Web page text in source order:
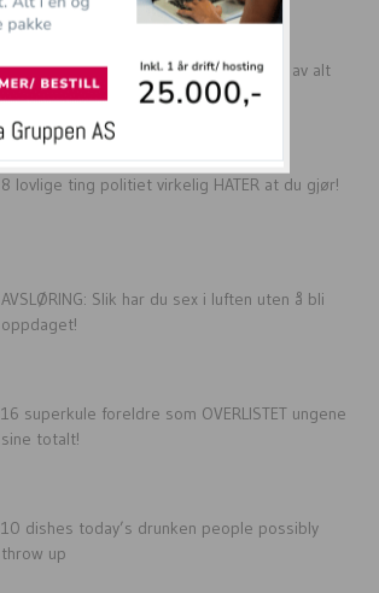
Mannen gir sin utro ex-kone halvparten av alt
han eide, bokstavelig...
8 lovlige ting politiet virkelig HATER at du gjør!
AVSLØRING: Slik har du sex i luften uten å bli
oppdaget!
16 superkule foreldre som OVERLISTET ungene
sine totalt!
10 dishes today’s drunken people possibly
throw up